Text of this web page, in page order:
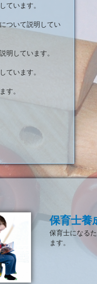
ています。
ついて説明してい
明しています。
ています。
す。
保育士養
保育士になる
ます。